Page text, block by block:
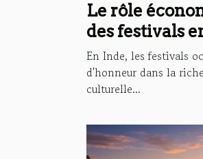
Le rôle
des festivals
perspective
En Inde, les festivals
d'honneur dans la
culturelle...